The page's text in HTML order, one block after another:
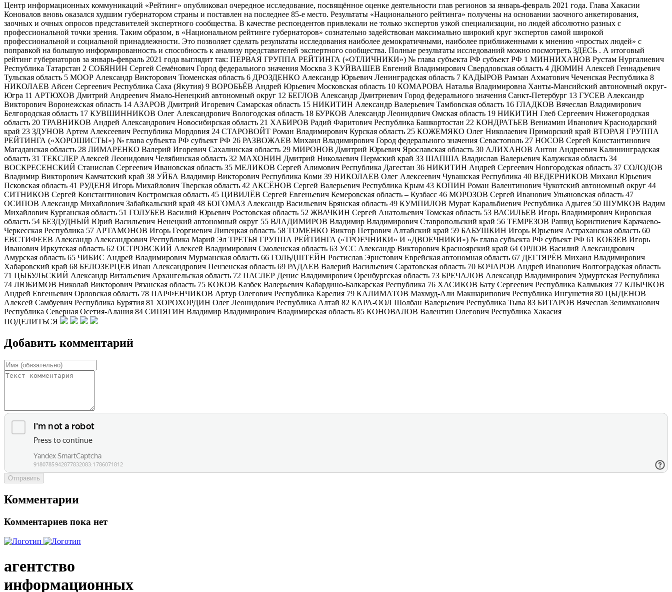
Центр информационных коммуникаций «Рейтинг» опубликовал очередное исследование, посвящённое оценке деятельности глав регионов за январь-февраль 2021 года. Глава Хакасии
Коновалов вновь оказался худшим губернатором страны и поставлен на последнее 85-е место. Результаты «Национального рейтинга» получены на основании заочного анкетирования,
заочных и очных опросов представителей экспертного сообщества. В качестве респондентов привлекали не только экспертов узкой специализации, но людей абсолютно разных с
профессиональной точки зрения. Таким образом, в «Национальном рейтинге губернаторов» сознательно задействован максимально широкий круг экспертов самой широкой
профессиональной и социальной принадлежности. Это позволяет сделать результаты исследования наиболее демократичными, наиболее приближенными к мнению «простых людей» с
поправкой на большую информированность и способность к анализу представителей экспертного сообщества. Полные результаты исследований можно посмотреть ЗДЕСЬ . А итоговый
рейтинг губернаторов за январь-февраль 2021 года выглядит так: ПЕРВАЯ ГРУППА РЕЙТИНГА («ОТЛИЧНИКИ») № глава субъекта РФ субъект РФ 1 МИННИХАНОВ Рустам Нургалиевич
Республика Татарстан 2 СОБЯНИН Сергей Семёнович Город федерального значения Москва 3 КУЙВАШЕВ Евгений Владимирович Свердловская область 4 ДЮМИН Алексей Геннадьевич
Тульская область 5 МООР Александр Викторович Тюменская область 6 ДРОЗДЕНКО Александр Юрьевич Ленинградская область 7 КАДЫРОВ Рамзан Ахматович Чеченская Республика 8
НИКОЛАЕВ Айсен Сергеевич Республика Саха (Якутия) 9 ВОРОБЬЁВ Андрей Юрьевич Московская область 10 КОМАРОВА Наталья Владимировна Ханты-Мансийский автономный округ-
Югра 11 АРТЮХОВ Дмитрий Андреевич Ямало-Ненецкий автономный округ 12 БЕГЛОВ Александр Дмитриевич Город федерального значения Санкт-Петербург 13 ГУСЕВ Александр
Викторович Воронежская область 14 АЗАРОВ Дмитрий Игоревич Самарская область 15 НИКИТИН Александр Валерьевич Тамбовская область 16 ГЛАДКОВ Вячеслав Владимирович
Белгородская область 17 КУВШИННИКОВ Олег Александрович Вологодская область 18 БУРКОВ Александр Леонидович Омская область 19 НИКИТИН Глеб Сергеевич Нижегородская
область 20 ТРАВНИКОВ Андрей Александрович Новосибирская область 21 ХАБИРОВ Радий Фаритович Республика Башкортостан 22 КОНДРАТЬЕВ Вениамин Иванович Краснодарский
край 23 ЗДУНОВ Артем Алексеевич Республика Мордовия 24 СТАРОВОЙТ Роман Владимирович Курская область 25 КОЖЕМЯКО Олег Николаевич Приморский край ВТОРАЯ ГРУППА
РЕЙТИНГА («ХОРОШИСТЫ») № глава субъекта РФ субъект РФ 26 РАЗВОЖАЕВ Михаил Владимирович Город федерального значения Севастополь 27 НОСОВ Сергей Константинович
Магаданская область 28 ЛИМАРЕНКО Валерий Игоревич Сахалинская область 29 МИРОНОВ Дмитрий Юрьевич Ярославская область 30 АЛИХАНОВ Антон Андреевич Калининградская
область 31 ТЕКСЛЕР Алексей Леонидович Челябинская область 32 МАХОНИН Дмитрий Николаевич Пермский край 33 ШАПША Владислав Валерьевич Калужская область 34
ВОСКРЕСЕНСКИЙ Станислав Сергеевич Ивановская область 35 МЕЛИКОВ Сергей Алимович Республика Дагестан 36 НИКИТИН Андрей Сергеевич Новгородская область 37 СОЛОДОВ
Владимир Викторович Камчатский край 38 УЙБА Владимир Викторович Республика Коми 39 НИКОЛАЕВ Олег Алексеевич Чувашская Республика 40 ВЕДЕРНИКОВ Михаил Юрьевич
Псковская область 41 РУДЕНЯ Игорь Михайлович Тверская область 42 АКСЁНОВ Сергей Валерьевич Республика Крым 43 КОПИН Роман Валентинович Чукотский автономный округ 44
СИТНИКОВ Сергей Константинович Костромская область 45 ЦИВИЛЁВ Сергей Евгеньевич Кемеровская область – Кузбасс 46 МОРОЗОВ Сергей Иванович Ульяновская область 47
ОСИПОВ Александр Михайлович Забайкальский край 48 БОГОМАЗ Александр Васильевич Брянская область 49 КУМПИЛОВ Мурат Каральбиевич Республика Адыгея 50 ШУМКОВ Вадим
Михайлович Курганская область 51 ГОЛУБЕВ Василий Юрьевич Ростовская область 52 ЖВАЧКИН Сергей Анатольевич Томская область 53 ВАСИЛЬЕВ Игорь Владимирович Кировская
область 54 БЕЗДУДНЫЙ Юрий Васильевич Ненецкий автономный округ 55 ВЛАДИМИРОВ Владимир Владимирович Ставропольский край 56 ТЕМРЕЗОВ Рашид Бориспиевич Карачаево-
Черкесская Республика 57 АРТАМОНОВ Игорь Георгиевич Липецкая область 58 ТОМЕНКО Виктор Петрович Алтайский край 59 БАБУШКИН Игорь Юрьевич Астраханская область 60
ЕВСТИФЕЕВ Александр Александрович Республика Марий Эл ТРЕТЬЯ ГРУППА РЕЙТИНГА («ТРОЕЧНИКИ» И «ДВОЕЧНИКИ») № глава субъекта РФ субъект РФ 61 КОБЗЕВ Игорь
Иванович Иркутская область 62 ОСТРОВСКИЙ Алексей Владимирович Смоленская область 63 УСС Александр Викторович Красноярский край 64 ОРЛОВ Василий Александрович
Амурская область 65 ЧИБИС Андрей Владимирович Мурманская область 66 ГОЛЬДШТЕЙН Ростислав Эрнстович Еврейская автономная область 67 ДЕГТЯРЁВ Михаил Владимирович
Хабаровский край 68 БЕЛОЗЕРЦЕВ Иван Александрович Пензенская область 69 РАДАЕВ Валерий Васильевич Саратовская область 70 БОЧАРОВ Андрей Иванович Волгоградская область
71 ЦЫБУЛЬСКИЙ Александр Витальевич Архангельская область 72 ПАСЛЕР Денис Владимирович Оренбургская область 73 БРЕЧАЛОВ Александр Владимирович Удмуртская Республика
74 ЛЮБИМОВ Николай Викторович Рязанская область 75 КОКОВ Казбек Валерьевич Кабардино-Балкарская Республика 76 ХАСИКОВ Бату Сергеевич Республика Калмыкия 77 КЛЫЧКОВ
Андрей Евгеньевич Орловская область 78 ПАРФЕНЧИКОВ Артур Олегович Республика Карелия 79 КАЛИМАТОВ Махмуд-Али Макшарипович Республика Ингушетия 80 ЦЫДЕНОВ
Алексей Самбуевич Республика Бурятия 81 ХОРОХОРДИН Олег Леонидович Республика Алтай 82 КАРА-ООЛ Шолбан Валерьевич Республика Тыва 83 БИТАРОВ Вячеслав Зелимханович
Республика Северная Осетия-Алания 84 СИПЯГИН Владимир Владимирович Владимирская область 85 КОНОВАЛОВ Валентин Олегович Республика Хакасия
ПОДЕЛИТЬСЯ
Добавить комментарий
Отправить
Комментарии
Комментариев пока нет
агентство
информационных